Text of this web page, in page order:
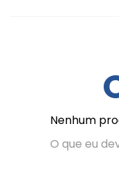
Nenhum
O que eu